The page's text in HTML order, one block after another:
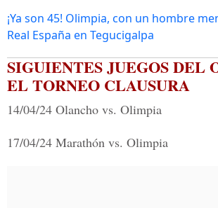
¡Ya son 45! Olimpia, con un hombre
Real España en Tegucigalpa
SIGUIENTES JUEGOS DEL
EL TORNEO CLAUSURA
14/04/24 Olancho vs. Olimpia
17/04/24 Marathón vs. Olimpia